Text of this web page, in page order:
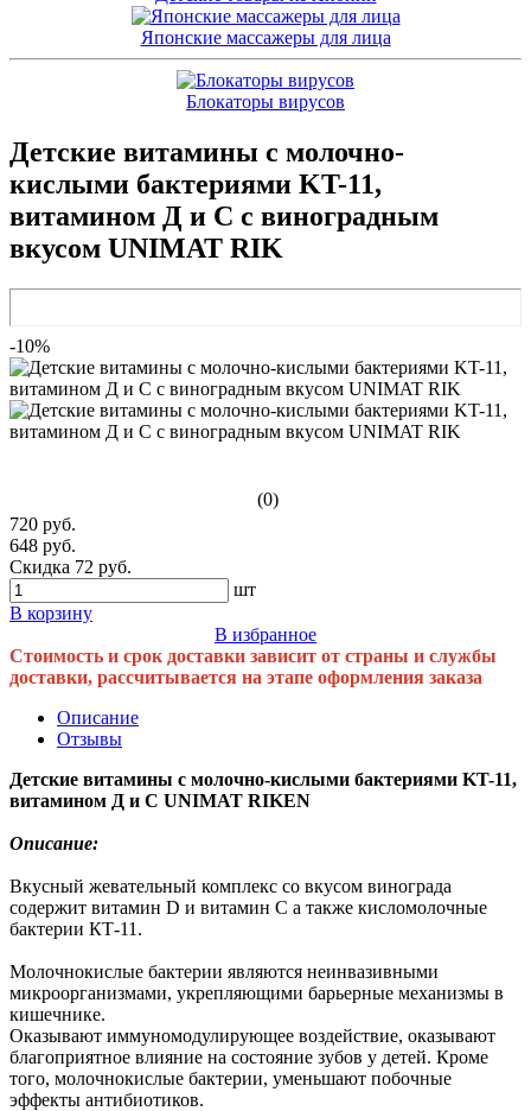
Японские массажеры для лица
Блокаторы вирусов
Детские витамины с молочно-
кислыми бактериями KT-11,
витамином Д и С с виноградным
вкусом UNIMAT RIK
-10%
(0)
720 руб.
648 руб.
Скидка 72 руб.
шт
В корзину
В избранное
Стоимость и срок доставки зависит от страны и службы
доставки, рассчитывается на этапе оформления заказа
Описание
Отзывы
Детские витамины с молочно-кислыми бактериями KT-11,
витамином Д и С UNIMAT RIKEN
Описание:
Вкусный жевательный комплекс со вкусом винограда
содержит витамин D и витамин С а также кисломолочные
бактерии КТ-11.
Молочнокислые бактерии являются неинвазивными
микроорганизмами, укрепляющими барьерные механизмы в
кишечнике.
Оказывают иммуномодулирующее воздействие, оказывают
благоприятное влияние на состояние зубов у детей. Кроме
того, молочнокислые бактерии, уменьшают побочные
эффекты антибиотиков.